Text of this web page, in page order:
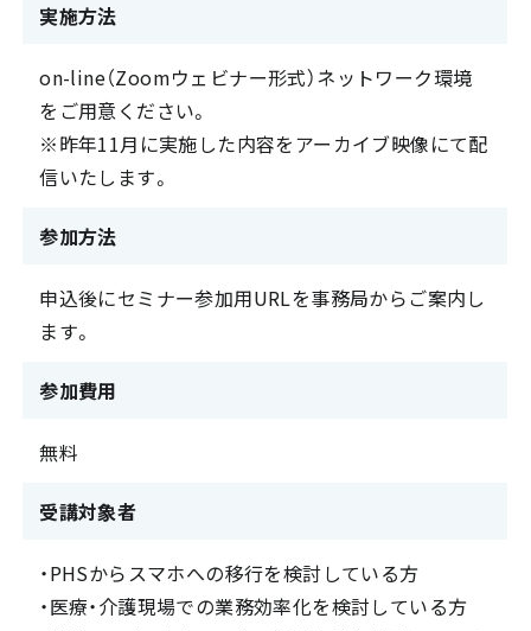
実施方法
on-line（Zoomウェビナー形式）ネットワーク環境
をご用意ください。
※昨年11月に実施した内容をアーカイブ映像にて配
信いたします。
参加方法
申込後にセミナー参加用URLを事務局からご案内し
ます。
参加費用
無料
受講対象者
・PHSからスマホへの移行を検討している方
・医療・介護現場での業務効率化を検討している方